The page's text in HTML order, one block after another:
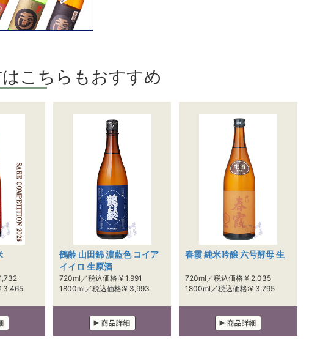
こちらもおすすめ
3,465
鶴齢 山田錦 濃藍色 コイア
イイロ 生原酒
720ml／税込価格:¥ 1,991
1800ml／税込価格:¥ 3,993
春霞 純米吟醸 六号酵母 生
720ml／税込価格:¥ 2,035
1800ml／税込価格:¥ 3,795